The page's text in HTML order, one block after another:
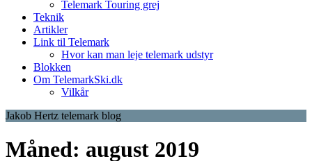
Telemark Touring grej
Teknik
Artikler
Link til Telemark
Hvor kan man leje telemark udstyr
Blokken
Om TelemarkSki.dk
Vilkår
Jakob Hertz telemark blog
Måned: august 2019